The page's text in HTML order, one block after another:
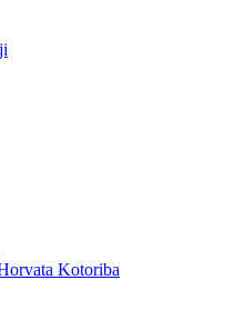
Kotoriba